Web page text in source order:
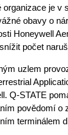
organizace je
obavy o
Honeywell
počet
uzlem
Q-STATE
povědomí
terminálem